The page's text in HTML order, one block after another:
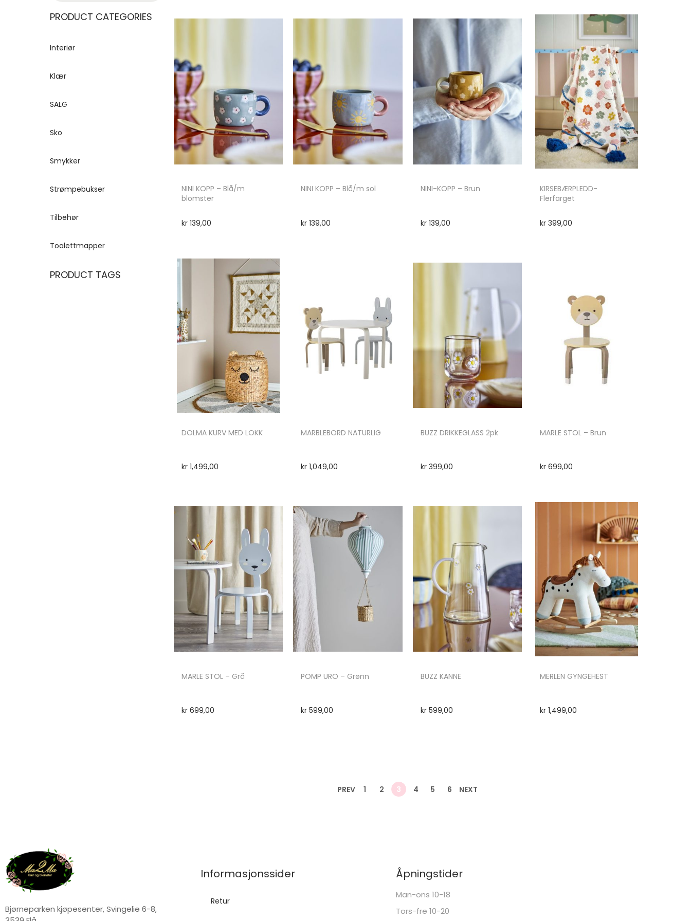
PRODUCT CATEGORIES
Interiør
Klær
SALG
Sko
Smykker
Strømpebukser
Tilbehør
Toalettmapper
PRODUCT TAGS
NINI KOPP – Blå/m
blomster
kr 139,00
NINI KOPP – Blå/m sol
kr 139,00
NINI-KOPP – Brun
kr139,00
KIRSEBÆRPLEDD-
Flerfarget
kr399,00
DOLMA KURV MED LOKK
kr 1,499,00
MARBLEBORD NATURLIG
kr 1,049,00
BUZZ DRIKKEGLASS 2pk
kr399,00
MARLE STOL – Brun
kr699,00
MARLE STOL – Grå
kr 699,00
POMP URO – Grønn
kr 599,00
BUZZ KANNE
kr599,00
MERLEN GYNGEHEST
kr1,499,00
PREV 1 2 3 4 5 6 NEXT
Bjørneparken kjøpesenter, Svingelie 6-8,
Informasjonssider
Retur
Åpningstider
Man-ons 10-18
Tors-fre 10-20